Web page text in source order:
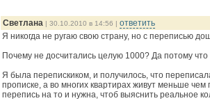
Светлана | 30.10.2010 в 14:56 | ответить
Я никогда не ругаю свою страну, но с переписью
Почему не досчитались целую 1000? Да потому что
Я была перепискиком, и получилось, что
прописке, а во многих квартирах живут меньше
перепись на то и нужна, чтоб выяснить реальное